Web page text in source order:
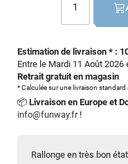
Rallonge en très bon état
Estimation de livraison * :
Entre le Mardi 11 Août
Retrait gratuit en magasin
* Calculée sur une livraison
📦 Livraison en Europe et
info@funway.fr!